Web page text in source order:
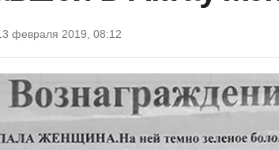
февраля 2019, 08:12